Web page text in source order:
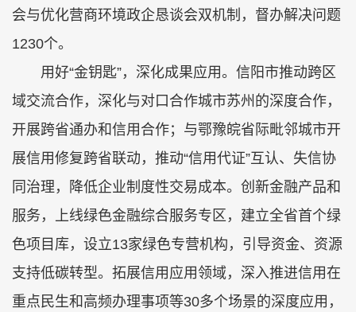
会与优化营商环境政企恳谈会双机制，督办解决问题
1230个。
用好“金钥匙”，深化成果应用。信阳市推动跨区
域交流合作，深化与对口合作城市苏州的深度合作，
开展跨省通办和信用合作；与鄂豫皖省际毗邻城市开
展信用修复跨省联动，推动“信用代证”互认、失信协
同治理，降低企业制度性交易成本。创新金融产品和
服务，上线绿色金融综合服务专区，建立全省首个绿
色项目库，设立13家绿色专营机构，引导资金、资源
支持低碳转型。拓展信用应用领域，深入推进信用在
重点民生和高频办理事项等30多个场景的深度应用，